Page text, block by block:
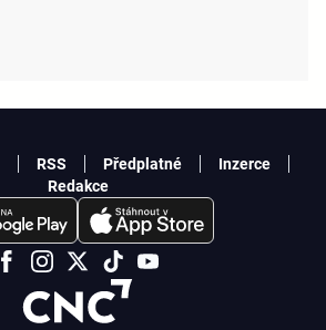
RSS Předplatné
Inzerce
Redakce